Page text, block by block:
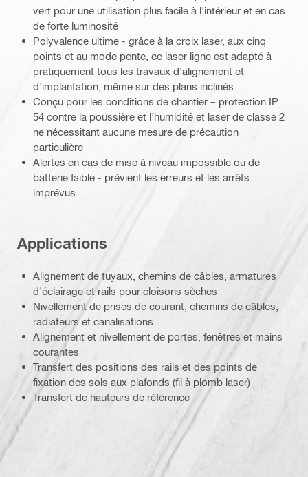
vert pour une utilisation plus facile à l'intérieur et en cas
de forte luminosité
Polyvalence ultime - grâce à la croix laser, aux cinq
points et au mode pente, ce laser ligne est adapté à
pratiquement tous les travaux d'alignement et
d'implantation, même sur des plans inclinés
Conçu pour les conditions de chantier – protection IP
54 contre la poussière et l'humidité et laser de classe 2
ne nécessitant aucune mesure de précaution
particulière
Alertes en cas de mise à niveau impossible ou de
batterie faible - prévient les erreurs et les arrêts
imprévus
Applications
Alignement de tuyaux, chemins de câbles, armatures
d'éclairage et rails pour cloisons sèches
Nivellement de prises de courant, chemins de câbles,
radiateurs et canalisations
Alignement et nivellement de portes, fenêtres et mains
courantes
Transfert des positions des rails et des points de
fixation des sols aux plafonds (fil à plomb laser)
Transfert de hauteurs de référence